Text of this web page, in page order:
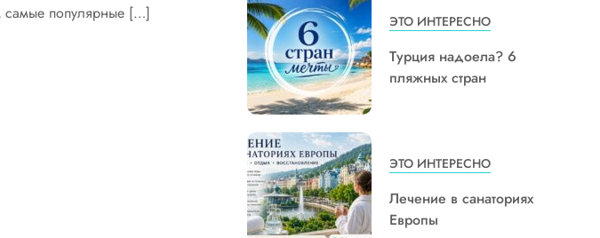
самые популярные […]
ЭТО ИНТЕРЕСНО
Турция надоела? 6
пляжных стран
ЭТО ИНТЕРЕСНО
Лечение в санаториях
Европы